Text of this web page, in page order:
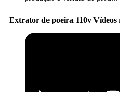
Extrator de poeira 110v Vídeos